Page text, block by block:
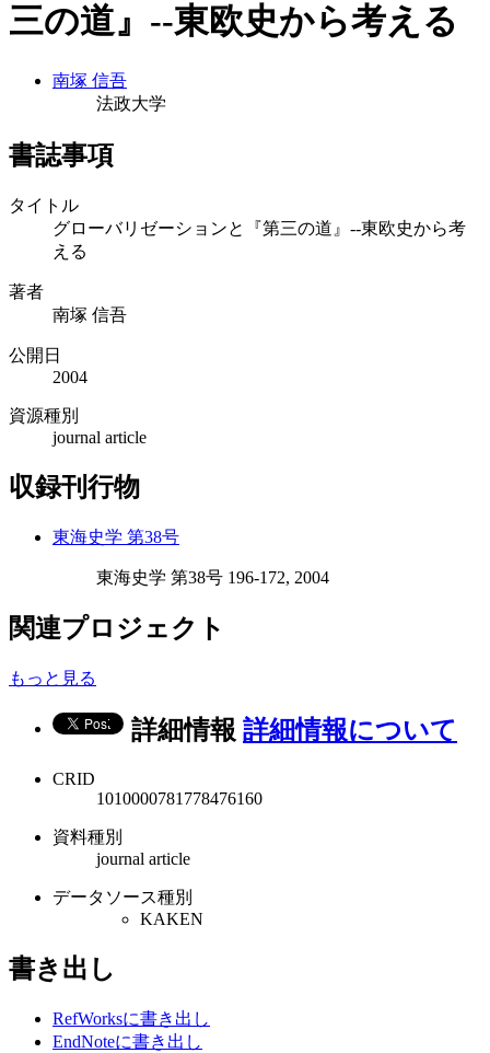
三の道』--東欧史から考える
南塚 信吾
法政大学
書誌事項
タイトル
グローバリゼーションと『第三の道』--東欧史から考
える
著者
南塚 信吾
公開日
2004
資源種別
journal article
収録刊行物
東海史学 第38号
東海史学 第38号 196-172, 2004
関連プロジェクト
もっと見る
詳細情報 詳細情報について
CRID
1010000781778476160
資料種別
journal article
データソース種別
KAKEN
書き出し
RefWorksに書き出し
EndNoteに書き出し